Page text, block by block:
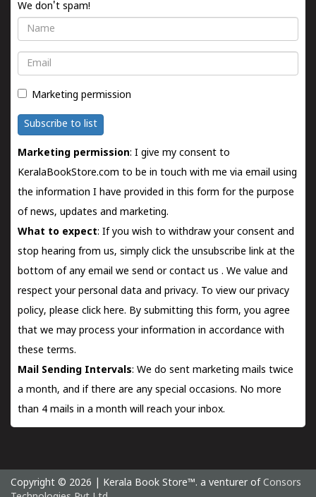
We don't spam!
Name
Email
Marketing permission
Subscribe to list
Marketing permission: I give my consent to
KeralaBookStore.com to be in touch with me via email using
the information I have provided in this form for the purpose
of news, updates and marketing.
What to expect: If you wish to withdraw your consent and
stop hearing from us, simply click the unsubscribe link at the
bottom of any email we send orcontact us . We value and
respect your personal data and privacy. To view our privacy
policy, please click here. By submitting this form, you agree
that we may process your information in accordance with
these terms.
Mail Sending Intervals: We do sent marketing mails twice
a month, and if there are any special occasions. No more
than 4 mails in a month will reach your inbox.
Copyright © 2026 | Kerala Book Store™. a venturer of Consors